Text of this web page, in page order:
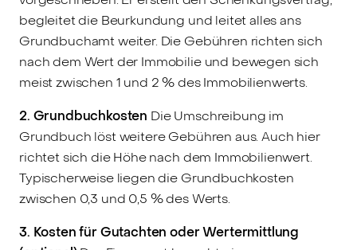
begleitet die Beurkundung und leitet alles ans
Grundbuchamt weiter. Die Gebühren richten sich
nach dem Wert der Immobilie und bewegen sich
meist zwischen 1 und 2 % des Immobilienwerts.
2. Grundbuchkosten Die Umschreibung im
Grundbuch löst weitere Gebühren aus. Auch hier
richtet sich die Höhe nach dem Immobilienwert.
Typischerweise liegen die Grundbuchkosten
zwischen 0,3 und 0,5 % des Werts.
3. Kosten für Gutachten oder Wertermittlung